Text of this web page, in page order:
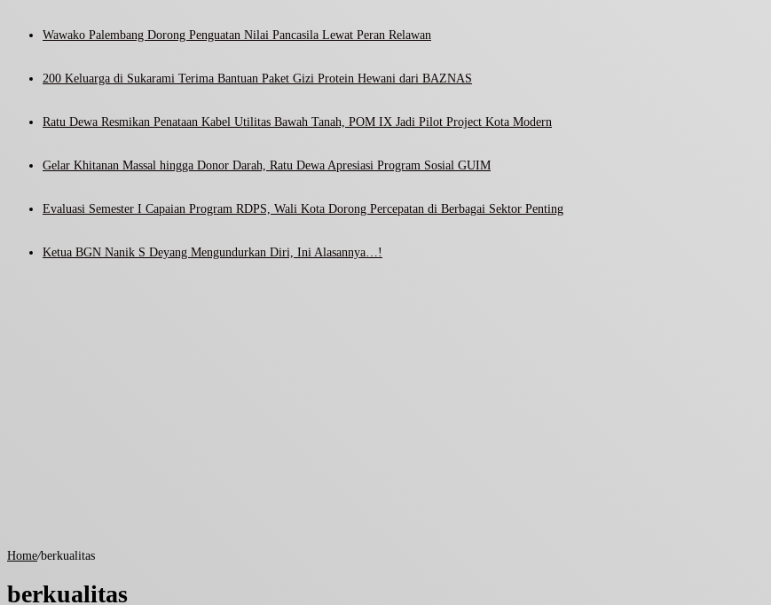
Wawako Palembang Dorong Penguatan Nilai Pancasila Lewat Peran Relawan
200 Keluarga di Sukarami Terima Bantuan Paket Gizi Protein Hewani dari BAZNAS
Ratu Dewa Resmikan Penataan Kabel Utilitas Bawah Tanah, POM IX Jadi Pilot Project Kota Modern
Gelar Khitanan Massal hingga Donor Darah, Ratu Dewa Apresiasi Program Sosial GUIM
Evaluasi Semester I Capaian Program RDPS, Wali Kota Dorong Percepatan di Berbagai Sektor Penting
Ketua BGN Nanik S Deyang Mengundurkan Diri, Ini Alasannya…!
Home/berkualitas
berkualitas